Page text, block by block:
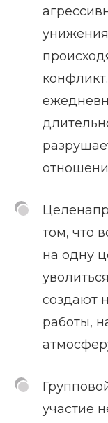
том, что
на одну
создают
работы,
участие